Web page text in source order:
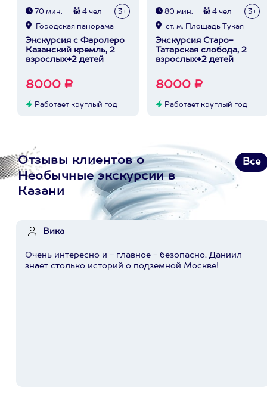
70 мин. 4 чел 3+
Городская панорама
Экскурсия с Фаролеро
Казанский кремль, 2
взрослых+2 детей
8000 ₽
Работает круглый год
80 мин. 4 чел 3+
ст. м. Площадь Тукая
Экскурсия Старо-
Татарская слобода, 2
взрослых+2 детей
8000 ₽
Работает круглый год
Отзывы клиентов о
Необычные экскурсии в
Казани
Все
Вика
Очень интересно и - главное - безопасно. Даниил
знает столько историй о подземной Москве!